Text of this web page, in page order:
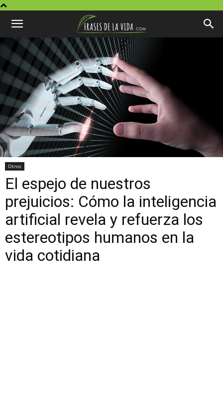
Otros
El espejo de nuestros
prejuicios: Cómo la inteligencia
artificial revela y refuerza los
estereotipos humanos en la
vida cotidiana